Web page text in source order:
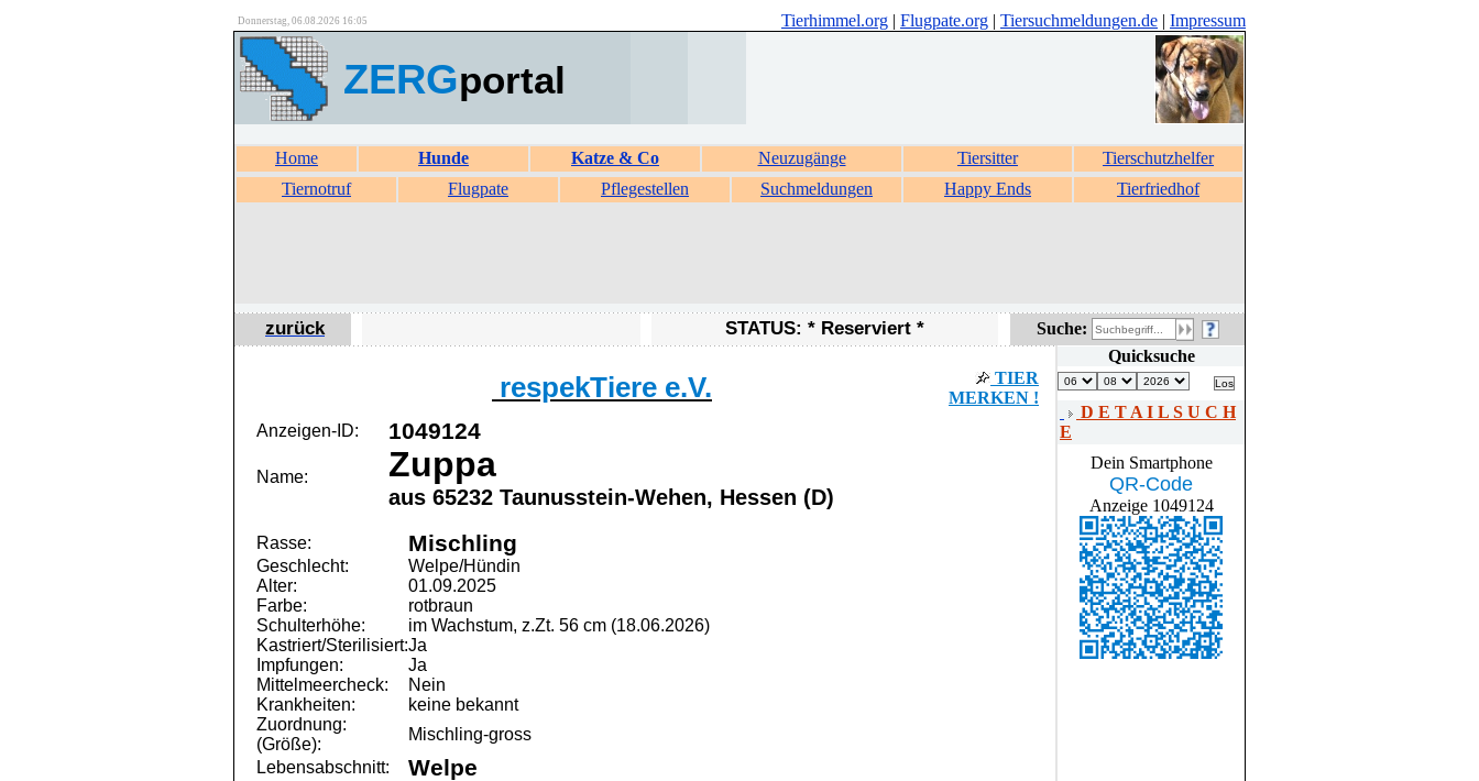
Donnerstag, 06.08.2026 16:05 Tierhimmel.org | Flugpate.org | Tiersuchmeldungen.de | Impressum
ZERGportal
Home Hunde Katze & Co Neuzugänge Tiersitter
Tierschutzhelfer
Tiernotruf
Flugpate Pflegestellen Suchmeldungen Happy Ends Tierfriedhof
zurück STATUS: * Reserviert * Suche:
respekTiere e.V.
TIER
MERKEN !
Anzeigen-ID:
1049124
Name: Zuppa
aus 65232 Taunusstein-Wehen, Hessen (D)
Rasse: Mischling
Geschlecht:
Welpe/Hündin
Alter:
01.09.2025
Farbe:
rotbraun
Schulterhöhe:
im Wachstum, z.Zt. 56 cm (18.06.2026)
Kastriert/Sterilisiert:Ja
Impfungen:
Ja
Mittelmeercheck:
Nein
Krankheiten:
keine bekannt
Zuordnung:
(Größe):
Mischling-gross
Lebensabschnitt:
Welpe
Quicksuche
D E T A I L S U C H
E
Dein Smartphone
QR-Code
Anzeige 1049124